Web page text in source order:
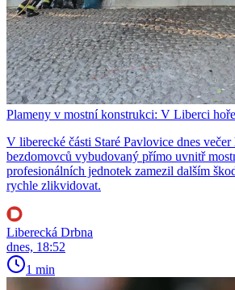
Plameny v mostní konstrukci: V Liberci
V liberecké části Staré Pavlovice dnes
bezdomovců vybudovaný přímo uvnitř
profesionálních jednotek zamezil dalším
rychle zlikvidovat.
Liberecká Drbna
dnes, 18:52
1 min